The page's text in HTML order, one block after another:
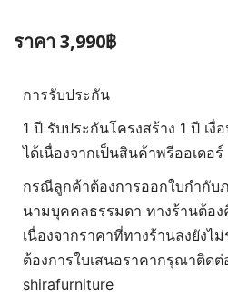
ราคา 3,990฿
การรับประกัน
1 ปี รับประกันโครงสร้าง 1 ปี เ
ได้เนื่องจากเป็นสินค้าพรีออเดอร์
กรณีลูกค้าต้องการออกใบกำกั
นามบุคคลธรรมดา ทางร้านต้อง
เนื่องจากราคาที่ทางร้านลงยังไ
ต้องการใบเสนอราคากรุณาติด
shirafurniture